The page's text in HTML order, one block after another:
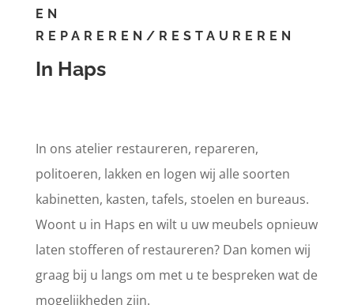
EN
REPAREREN/RESTAUREREN
In Haps
In ons atelier restaureren, repareren,
politoeren, lakken en logen wij alle soorten
kabinetten, kasten, tafels, stoelen en bureaus.
Woont u in Haps en wilt u uw meubels opnieuw
laten stofferen of restaureren? Dan komen wij
graag bij u langs om met u te bespreken wat de
mogelijkheden zijn.